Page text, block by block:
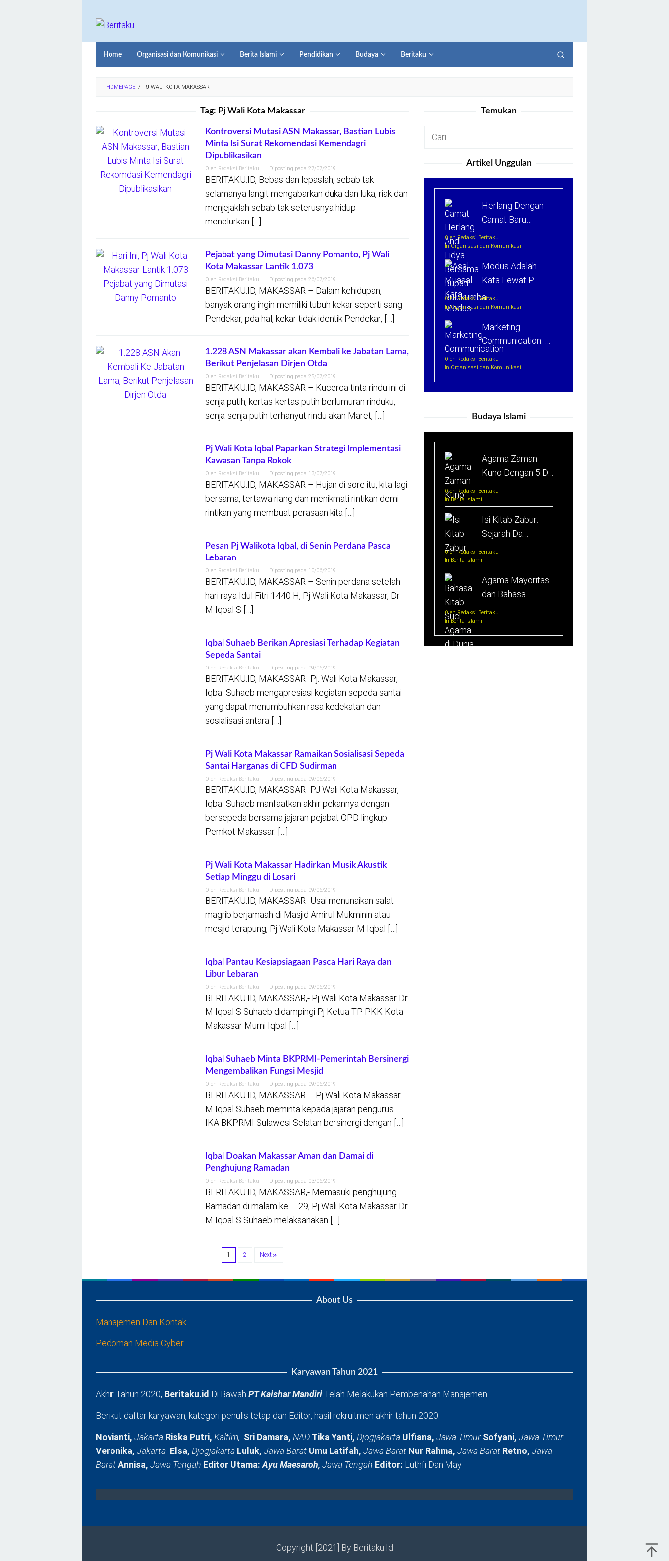
Home Organisasi dan Komunikasi Berita Islami Pendidikan Budaya Beritaku
HOMEPAGE / PJ WALI KOTA MAKASSAR
Tag: Pj Wali Kota Makassar
Kontroversi Mutasi ASN Makassar, Bastian Lubis
Minta Isi Surat Rekomendasi Kemendagri
Dipublikasikan
Oleh Redaksi Beritaku Diposting pada 27/07/2019
BERITAKU.ID, Bebas dan lepaslah, sebab tak
selamanya langit mengabarkan duka dan luka, riak dan
menjejaklah sebab tak seterusnya hidup
menelurkan […]
Pejabat yang Dimutasi Danny Pomanto, Pj Wali
Kota Makassar Lantik 1.073
Oleh Redaksi Beritaku Diposting pada 26/07/2019
BERITAKU.ID, MAKASSAR – Dalam kehidupan,
banyak orang ingin memiliki tubuh kekar seperti sang
Pendekar, pda hal, kekar tidak identik Pendekar, […]
1.228 ASN Makassar akan Kembali ke Jabatan Lama,
Berikut Penjelasan Dirjen Otda
Oleh Redaksi Beritaku Diposting pada 25/07/2019
BERITAKU.ID, MAKASSAR – Kucerca tinta rindu ini di
senja putih, kertas-kertas putih berlumuran rinduku,
senja-senja putih terhanyut rindu akan Maret, […]
Pj Wali Kota Iqbal Paparkan Strategi Implementasi
Kawasan Tanpa Rokok
Oleh Redaksi Beritaku Diposting pada 13/07/2019
BERITAKU.ID, MAKASSAR – Hujan di sore itu, kita lagi
bersama, tertawa riang dan menikmati rintikan demi
rintikan yang membuat perasaan kita […]
Pesan Pj Walikota Iqbal, di Senin Perdana Pasca
Lebaran
Oleh Redaksi Beritaku Diposting pada 10/06/2019
BERITAKU.ID, MAKASSAR – Senin perdana setelah
hari raya Idul Fitri 1440 H, Pj Wali Kota Makassar, Dr
M Iqbal S […]
Iqbal Suhaeb Berikan Apresiasi Terhadap Kegiatan
Sepeda Santai
Oleh Redaksi Beritaku Diposting pada 09/06/2019
BERITAKU.ID, MAKASSAR- Pj. Wali Kota Makassar,
Iqbal Suhaeb mengapresiasi kegiatan sepeda santai
yang dapat menumbuhkan rasa kedekatan dan
sosialisasi antara […]
Pj Wali Kota Makassar Ramaikan Sosialisasi Sepeda
Santai Harganas di CFD Sudirman
Oleh Redaksi Beritaku Diposting pada 09/06/2019
BERITAKU.ID, MAKASSAR- PJ Wali Kota Makassar,
Iqbal Suhaeb manfaatkan akhir pekannya dengan
bersepeda bersama jajaran pejabat OPD lingkup
Pemkot Makassar. […]
Pj Wali Kota Makassar Hadirkan Musik Akustik
Setiap Minggu di Losari
Oleh Redaksi Beritaku Diposting pada 09/06/2019
BERITAKU.ID, MAKASSAR- Usai menunaikan salat
magrib berjamaah di Masjid Amirul Mukminin atau
mesjid terapung, Pj Wali Kota Makassar M Iqbal […]
Iqbal Pantau Kesiapsiagaan Pasca Hari Raya dan
Libur Lebaran
Oleh Redaksi Beritaku Diposting pada 09/06/2019
BERITAKU.ID, MAKASSAR,- Pj Wali Kota Makassar Dr
M Iqbal S Suhaeb didampingi Pj Ketua TP PKK Kota
Makassar Murni Iqbal […]
Iqbal Suhaeb Minta BKPRMI-Pemerintah Bersinergi
Mengembalikan Fungsi Mesjid
Oleh Redaksi Beritaku Diposting pada 09/06/2019
BERITAKU.ID, MAKASSAR – Pj Wali Kota Makassar
M Iqbal Suhaeb meminta kepada jajaran pengurus
IKA BKPRMI Sulawesi Selatan bersinergi dengan […]
Iqbal Doakan Makassar Aman dan Damai di
Penghujung Ramadan
Oleh Redaksi Beritaku Diposting pada 03/06/2019
BERITAKU.ID, MAKASSAR,- Memasuki penghujung
Ramadan di malam ke – 29, Pj Wali Kota Makassar Dr
M Iqbal S Suhaeb melaksanakan […]
1 2 Next
Temukan
Cari
Artikel Unggulan
Herlang Dengan
Camat Baru…
Oleh Redaksi Beritaku
In Organisasi dan Komunikasi
Modus Adalah
Kata Lewat P…
Oleh Redaksi Beritaku
In Organisasi dan Komunikasi
Marketing
Communication: …
Oleh Redaksi Beritaku
In Organisasi dan Komunikasi
Budaya Islami
Agama Zaman
Kuno Dengan 5 D…
Oleh Redaksi Beritaku
In Berita Islami
Isi Kitab Zabur:
Sejarah Da…
Oleh Redaksi Beritaku
In Berita Islami
Agama Mayoritas
dan Bahasa …
Oleh Redaksi Beritaku
In Berita Islami
About Us
Manajemen Dan Kontak
Pedoman Media Cyber
Karyawan Tahun 2021
Akhir Tahun 2020, Beritaku.id Di Bawah PT Kaishar MandiriTelah Melakukan Pembenahan Manajemen.
Berikut daftar karyawan, kategori penulis tetap dan Editor, hasil rekruitmen akhir tahun 2020:
Novianti, Jakarta Riska Putri, Kaltim, Sri Damara, NAD Tika Yanti, Djogjakarta Ulfiana, Jawa TimurSofyani, Jawa Timur
Veronika, Jakarta Elsa, Djogjakarta Luluk, Jawa Barat Umu Latifah, Jawa Barat Nur Rahma, Jawa Barat Retno, Jawa
BaratAnnisa, Jawa Tengah Editor Utama:Ayu Maesaroh, Jawa Tengah Editor: Luthfi Dan May
Copyright [2021] By Beritaku.Id